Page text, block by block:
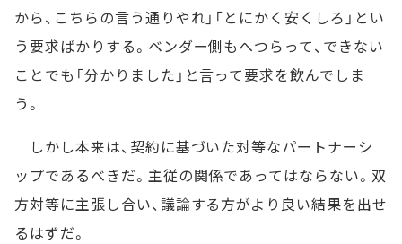
から、こちらの言う通りやれ」「とにかく安くしろ」とい
う要求ばかりする。ベンダー側もへつらって、できない
ことでも「分かりました」と言って要求を飲んでしま
う。
しかし本来は、契約に基づいた対等なパートナーシ
ップであるべきだ。主従の関係であってはならない。双
方対等に主張し合い、議論する方がより良い結果を出せ
るはずだ。